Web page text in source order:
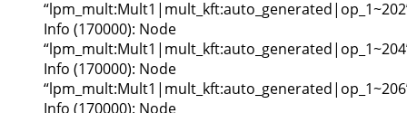
Info (170000): Node
Info (170000): Node
Info (170000): Node